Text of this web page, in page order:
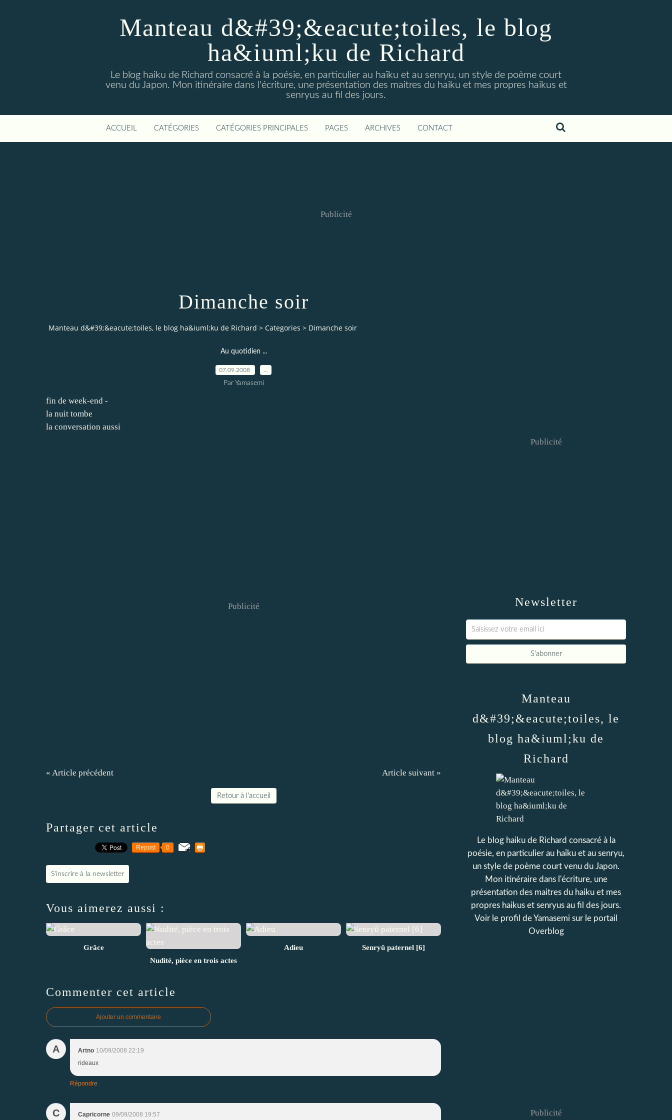
Manteau d&#39;&eacute;toiles, le blog
ha&iuml;ku de Richard
Le blog haiku de Richard consacré à la poésie, en particulier au haïku et au senryu, un style de poème court
venu du Japon. Mon itinéraire dans l'écriture, une présentation des maitres du haiku et mes propres haikus et
senryus au fil des jours.
ACCUEIL CATÉGORIES CATÉGORIES PRINCIPALES PAGES ARCHIVES CONTACT
Publicité
Dimanche soir
Manteau d&#39;&eacute;toiles, le blog ha&iuml;ku de Richard > Categories > Dimanche soir
Au quotidien ...
07.09.2008
Par Yamasemi
fin de week-end -
la nuit tombe
la conversation aussi
Publicité
« Article précédent Article suivant »
Retour à l'accueil
Partager cet article
Repost 0
S'inscrire à la newsletter
Vous aimerez aussi :
Grâce
Nudité, pièce en trois actes
Adieu Senryû paternel [6]
Commenter cet article
Ajouter un commentaire
A Artno 10/09/2008 22:19
rideaux
Répondre
C Capricorne 09/09/2008 19:57
Newsletter
Publicité
Manteau
d&#39;&eacute;toiles, le
blog ha&iuml;ku de
Richard
Le blog haiku de Richard consacré à la
poésie, en particulier au haïku et au senryu,
un style de poème court venu du Japon.
Mon itinéraire dans l'écriture, une
présentation des maitres du haiku et mes
propres haikus et senryus au fil des jours.
Voir le profil deYamasemi sur le portail
Overblog
Publicité